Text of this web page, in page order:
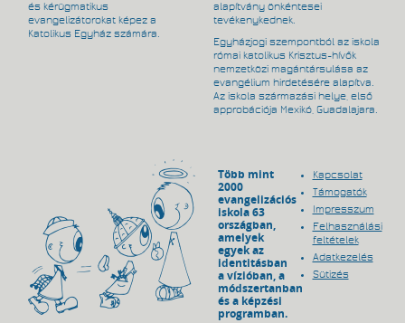
és kérügmatikus
evangelizátorokat képez a
Katolikus Egyház számára.
alapítvány önkéntesei
tevékenykednek.
Egyházjogi szempontból az iskola
római katolikus Krisztus-hívők
nemzetközi magántársulása az
evangélium hirdetésére alapítva.
Az iskola származási helye, első
approbációja Mexikó, Guadalajara.
Több mint
2000
evangelizációs
iskola 63
országban,
amelyek
egyek az
identitásban
a vízióban, a
módszertanban
és a képzési
programban.
Kapcsolat
Támogatók
Impresszum
Felhasználási
feltételek
Adatkezelés
Sütizés